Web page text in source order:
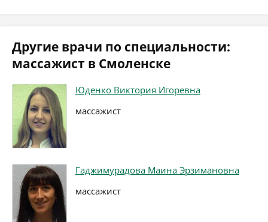
Другие врачи по специальности:
массажист в Смоленске
Юденко Виктория Игоревна
массажист
Гаджимурадова Маина Эрзимановна
массажист